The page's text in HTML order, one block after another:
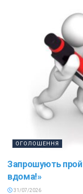
ОГОЛОШЕННЯ
Запрошують
вдома!»
31/07/2026